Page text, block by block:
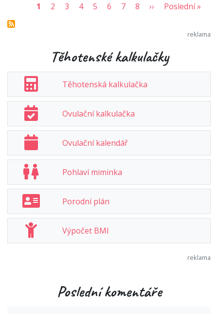
1 2 3 4 5 6 7 8 ›› Poslední »
Těhotenské kalkulačky
Těhotenská kalkulačka
Ovulační kalkulačka
Ovulační kalendář
Pohlaví miminka
Porodní plán
Výpočet BMI
Poslední komentáře